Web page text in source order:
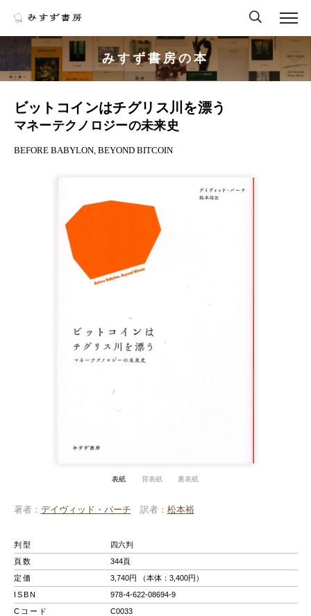
みすず書房の本
ビットコインはチグリス川を漂う
マネーテクノロジーの未来史
BEFORE BABYLON, BEYOND BITCOIN
表紙 背表紙 裏表紙
著者 デイヴィッド・バーチ 訳者 松本裕
判型
四六判
頁数
344頁
定価
3,740円 （本体：3,400円）
ISBN
978-4-622-08694-9
Cコード
C0033